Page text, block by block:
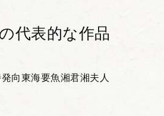
代表的な作品
向東海要魚湘君湘夫人